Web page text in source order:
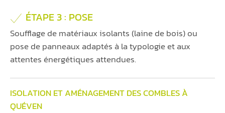
ÉTAPE 3 : POSE
Soufflage de matériaux isolants (laine de bois) ou
pose de panneaux adaptés à la typologie et aux
attentes énergétiques attendues.
ISOLATION ET AMÉNAGEMENT DES COMBLES À
QUÉVEN